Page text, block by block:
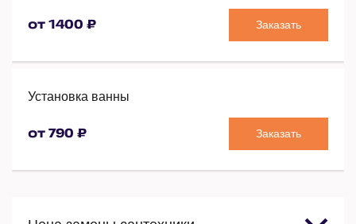
от 1400 ₽ Заказать
Установка ванны
от 790 ₽ Заказать